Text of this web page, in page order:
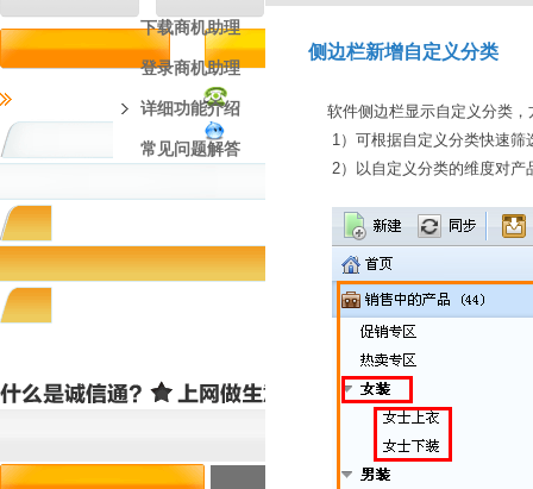
下载商机助理
登录商机助理
详细功能介绍
常见问题解答
侧边栏新增自定义分类
软件侧边栏显示自定义分类，
1）可根据自定义分类快速筛
2）以自定义分类的维度对产